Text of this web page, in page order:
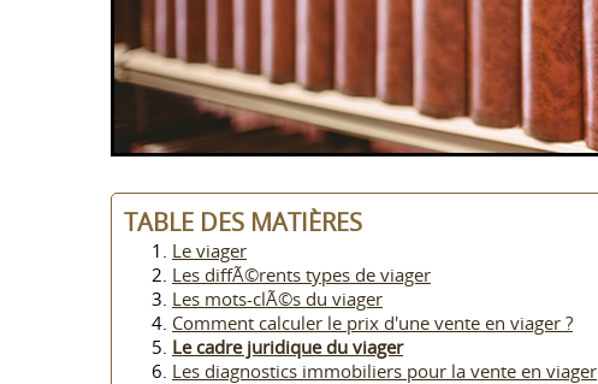
TABLE DES MATIÈRES
Le viager
Les diffÃ©rents types de viager
Les mots-clÃ©s du viager
Comment calculer le prix d'une vente en viager ?
Le cadre juridique du viager
Les diagnostics immobiliers pour la vente en viager